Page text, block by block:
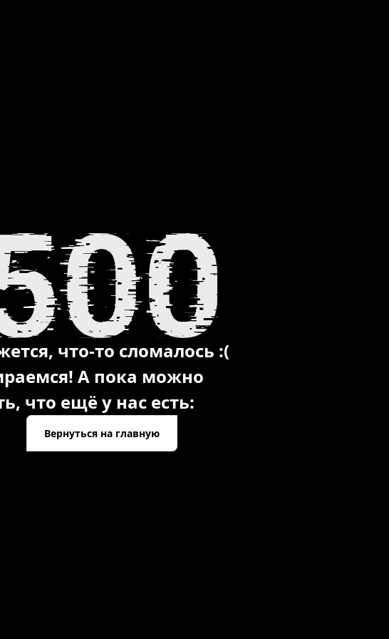
что-то сломалось :(
А пока можно
что ещё у нас есть:
Вернуться на главную